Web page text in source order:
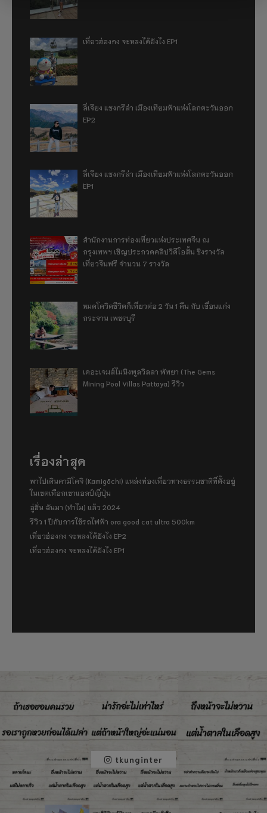
เที่ยวฮ่องกง จะหลงได้ยังไง EP1
ลี่เจียง แชงกรีล่า เมืองเทียมฟ้าแห่งโลกตะวันออก
EP2
ลี่เจียง แชงกรีล่า เมืองเทียมฟ้าแห่งโลกตะวันออก
EP1
สำนักงานการท่องเที่ยวแห่งประเทศจีน ณ
กรุงเทพฯ เชิญประกวดคลิปวิดีโอสั้น ชิงรางวัล
เที่ยวจีนฟรี จำนวน 7 รางวัล
หมดโควิดชีวิตก็เที่ยวต่อ 2 วัน 1 คืน กับ เขื่อนแก่ง
กระจาน เพชรบุรี
เดอะเจมส์ไมนิงพูลวิลลา พัทยา (The Gems
Mining Pool Villas Pattaya) รีวิว
เรื่องล่าสุด
พาไปเดินคามิโคจิ (Kamigōchi) แหล่งท่องเที่ยวทางธรรมชาติที่ตั้งอยู่
ในเขตเทือกเขาแอลป์ญี่ปุ่น
อู่ฮั่น ฉันมา (ทำไม) แล้ว 2024
รีวิว 1 ปีกับการใช้รถไฟฟ้า ora good cat ultra 500km
เที่ยวฮ่องกง จะหลงได้ยังไง EP2
เที่ยวฮ่องกง จะหลงได้ยังไง EP1
tkunginter